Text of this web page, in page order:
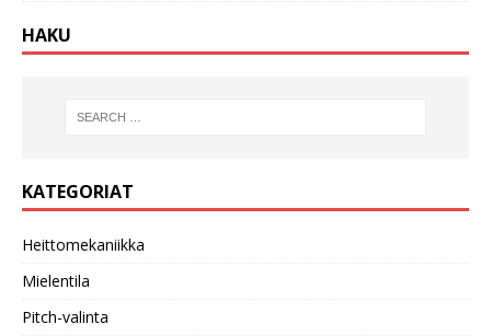
HAKU
KATEGORIAT
Heittomekaniikka
Mielentila
Pitch-valinta